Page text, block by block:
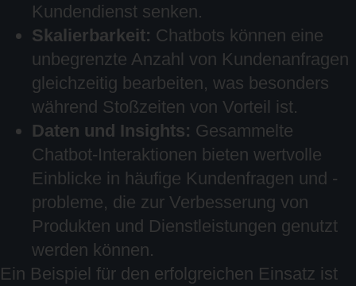
Kundendienst senken.
Skalierbarkeit: Chatbots können eine
unbegrenzte Anzahl von Kundenanfragen
gleichzeitig bearbeiten, was besonders
während Stoßzeiten von Vorteil ist.
Daten und Insights: Gesammelte
Chatbot-Interaktionen bieten wertvolle
Einblicke in häufige Kundenfragen und -
probleme, die zur Verbesserung von
Produkten und Dienstleistungen genutzt
werden können.
Ein Beispiel für den erfolgreichen Einsatz ist